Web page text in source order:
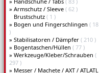
» Armschutz / Sleeve ( 62 )
Brustschutz ( 1 )
» Bogen und Fingerschlingen ( 18
)
» Stabilisatoren / Dämpfer ( 210 )
» Bogentaschen/Hüllen ( 77 )
» Werkzeuge/Kleber/Schrauben (
297 )
» Messer / Machete / AXT / ATLATL